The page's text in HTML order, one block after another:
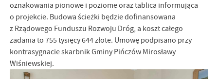
oznakowania pionowe i poziome oraz tablica informująca
o projekcie. Budowa ścieżki będzie dofinansowana
z Rządowego Funduszu Rozwoju Dróg, a koszt całego
zadania to 755 tysięcy 644 złote. Umowę podpisano przy
kontrasygnacie skarbnik Gminy Pińczów Mirosławy
Wiśniewskiej.